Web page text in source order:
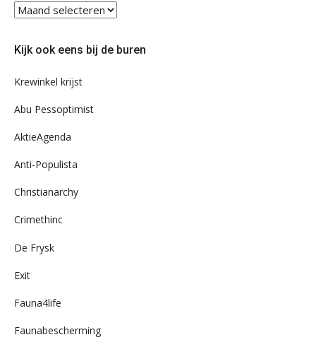
Blader
eens
ons
Kijk ook eens bij de buren
Krewinkel krijst
Abu Pessoptimist
AktieAgenda
Anti-Populista
Christianarchy
Crimethinc
De Frysk
Exit
Fauna4life
Faunabescherming